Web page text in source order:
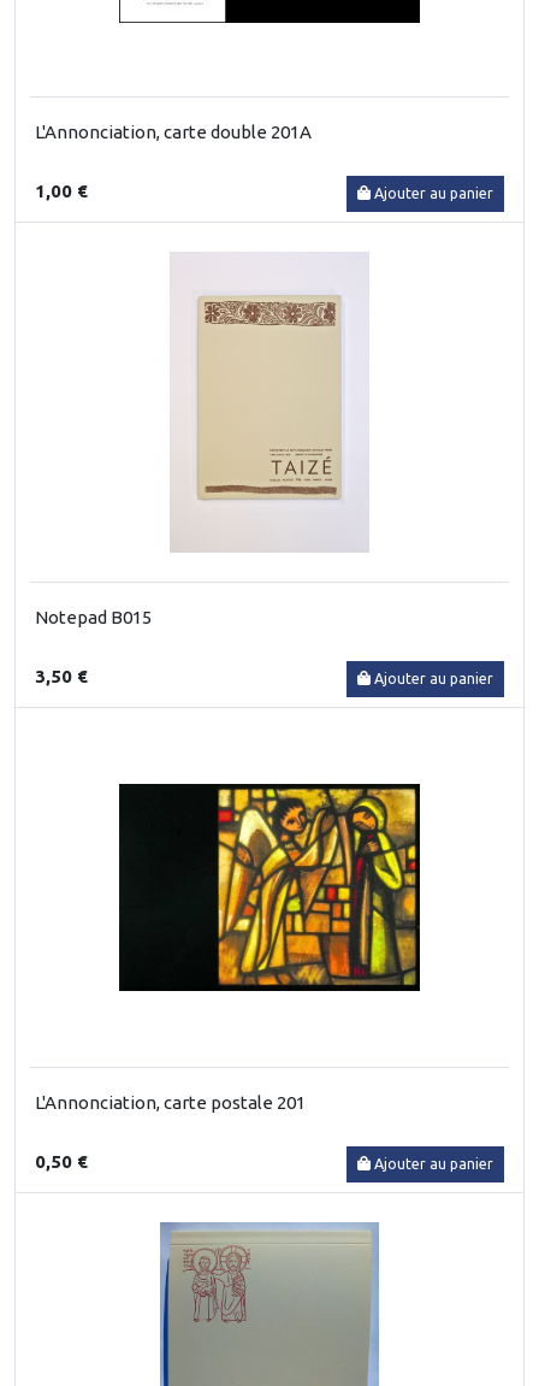
L'Annonciation, carte double 201A
1,00 € Ajouter au panier
Notepad B015
3,50 € Ajouter au panier
L'Annonciation, carte postale 201
0,50 € Ajouter au panier